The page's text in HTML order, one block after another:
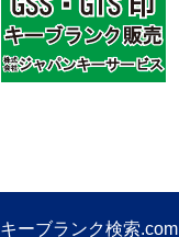
キーブランク検索.com